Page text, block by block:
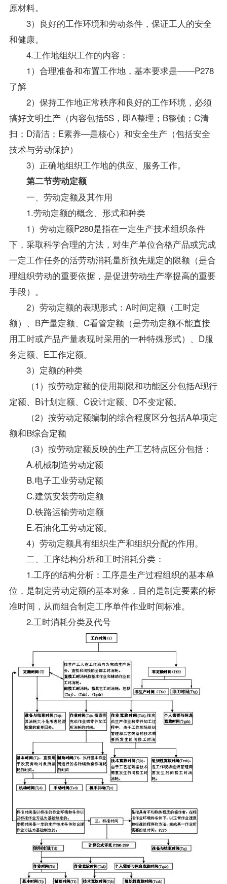
原材料。
3）良好的工作环境和劳动条件，保证工人的安全
和健康。
4.工作地组织工作的内容：
1）合理准备和布置工作地，基本要求是——P278
了解
2）保持工作地正常秩序和良好的工作环境，必须
搞好文明生产（内容包括5S，即A整理；B整顿；C清
扫；D清洁；E素养—是核心）和安全生产（包括安全
技术与劳动保护）
3）正确地组织工作地的供应、服务工作。
第二节劳动定额
一、劳动定额及其作用
1.劳动定额的概念、形式和种类
1）劳动定额P280是指在一定生产技术组织条件
下，采取科学合理的方法，对生产单位合格产品或完成
一定工作任务的活劳动消耗量所预先规定的限额（是合
理组织劳动的重要依据，是促进劳动生产率提高的重要
手段）。
2）劳动定额的表现形式：A时间定额（工时定
额）、B产量定额、C看管定额（是劳动定额不能直接
用工时或产品产量表现时采用的一种特殊形式）、D服
务定额、E工作定额。
3）定额的种类
（1）按劳动定额的使用期限和功能区分包括A现行
定额、B计划定额、C设计定额、D不变定额。
（2）按劳动定额编制的综合程度区分包括A单项定
额和B综合定额
（3）按劳动定额反映的生产工艺特点区分包括：
A.机械制造劳动定额
B.电子工业劳动定额
C.建筑安装劳动定额
D.铁路运输劳动定额
E.石油化工劳动定额。
4）劳动定额具有组织生产和组织分配的作用。
二、工序结构分析和工时消耗分类：
1.工序的结构分析：工序是生产过程组织的基本单
位，是制定劳动定额的基本对象，目的是制定要素的标
准时间，从而组合制定工序单件作业时间标准。
2.工时消耗分类及代号